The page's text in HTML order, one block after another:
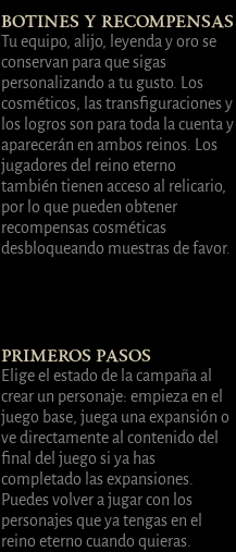
BOTINES Y RECOMPENSAS
Tu equipo, alijo, leyenda y oro se
conservan para que sigas
personalizando a tu gusto. Los
cosméticos, las transfiguraciones y
los logros son para toda la cuenta y
aparecerán en ambos reinos. Los
jugadores del reino eterno
también tienen acceso al relicario,
por lo que pueden obtener
recompensas cosméticas
desbloqueando muestras de favor.
PRIMEROS PASOS
Elige el estado de la campaña al
crear un personaje: empieza en el
juego base, juega una expansión o
ve directamente al contenido del
final del juego si ya has
completado las expansiones.
Puedes volver a jugar con los
personajes que ya tengas en el
reino eterno cuando quieras.